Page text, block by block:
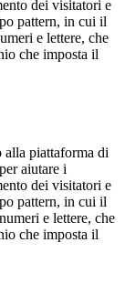
dei visitatori e
pattern, in cui il
e lettere, che
che imposta il
alla piattaforma di
aiutare i
dei visitatori e
pattern, in cui il
e lettere, che
che imposta il